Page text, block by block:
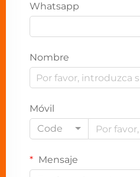
Whatsapp
Nombre
Móvil
Code
Mensaje